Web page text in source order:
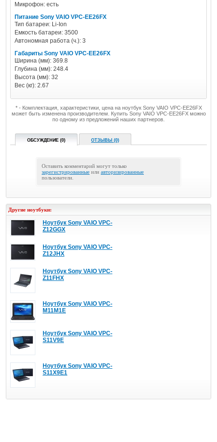
Микрофон: есть
Питание Sony VAIO VPC-EE26FX
Тип батареи: Li-Ion
Емкость батареи: 3500
Автономная работа (ч.): 3
Габариты Sony VAIO VPC-EE26FX
Ширина (мм): 369.8
Глубина (мм): 248.4
Высота (мм): 32
Вес (кг): 2.67
* - Комплектация, характеристики, цена на ноутбук Sony VAIO VPC-EE26FX
может быть изменена производителем. Купить Sony VAIO VPC-EE26FX можно
по одному из предложений наших партнеров.
ОБСУЖДЕНИЕ (0) ОТЗЫВЫ (0)
Оставить комментарий могут только
зарегистрированные или авторизированные
пользователи.
Другие ноутбуки:
Ноутбук Sony VAIO VPC-
Z12GGX
Ноутбук Sony VAIO VPC-
Z12JHX
Ноутбук Sony VAIO VPC-
Z11FHX
Ноутбук Sony VAIO VPC-
M11M1E
Ноутбук Sony VAIO VPC-
S11V9E
Ноутбук Sony VAIO VPC-
S11X9E1